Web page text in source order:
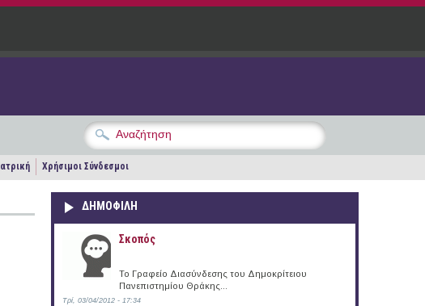
Ιατρική Χρήσιμοι Σύνδεσμοι
ΔΗΜΟΦΙΛΗ
Σκοπός
Το Γραφείο Διασύνδεσης του Δημοκρίτειου
Πανεπιστημίου Θράκης...
Τρί, 03/04/2012 - 17:34